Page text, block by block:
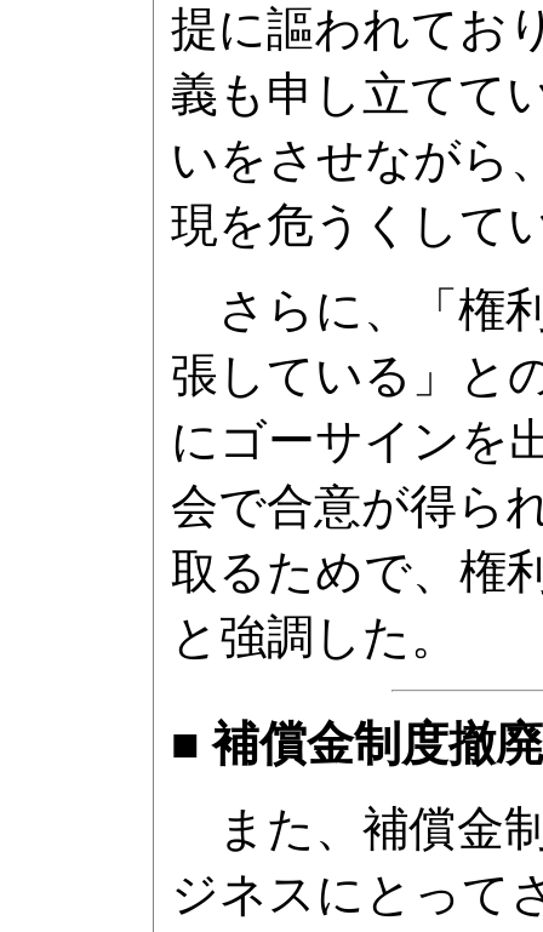
提に謳われてお
義も申し立てて
いをさせながら
現を危うくして
さらに、「権
張している」と
にゴーサインを
会で合意が得ら
取るためで、権
と強調した。
■ 補償金制度撤
また、補償金
ジネスにとって